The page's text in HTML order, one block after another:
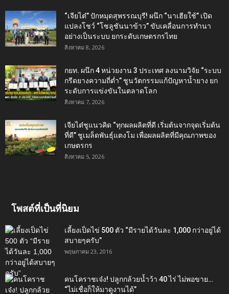
“เจียไต๋” ปักหมุดสุพรรณบุรี! ผนึก “นาเฮียใช้” เปิด
แปลงโชว์ “โซลูชันนาข้าว” ขับเคลื่อนการทำนา
อย่างเป็นระบบ ยกระดับเกษตรกรไทย
สิงหาคม 8, 2026
กยท. ผนึก 4 หน่วยงาน 3 ประเทศ ลงนามวิจัย “ระบบ
กรีดยางความถี่ต่ำ” ชูนวัตกรรมแก้ปัญหาน้ำยาง ยก
ระดับการแข่งขันในตลาดโลก
สิงหาคม 7, 2026
เจียไต๋ชูแนวคิด “ทุกผลผลิตที่ดี เริ่มต้นจากจุดเริ่มต้น
ที่ดี” ชูเมล็ดพันธุ์แตงโม เพื่อผลผลิตที่มีคุณภาพของ
เกษตรกร
สิงหาคม 5, 2026
โพสต์ที่เป็นที่นิยม
เลี้ยงเป็ดไข่ 500 ตัว “มีรายได้วันละ 1,000 กว่าอยู่ได้
สบายๆครับ”
พฤษภาคม 23, 2016
คนโคราชเจ๋ง! ปลูกกล้วยน้ำว้า 40 ไร่ ไม่พอขาย…
“ไม่เชื่อก็ให้มาดูงานได้”‬